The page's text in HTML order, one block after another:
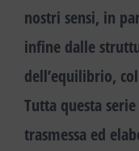
nostri sensi, in
infine dalle
dell’equilibrio,
Tutta questa
trasmessa ed